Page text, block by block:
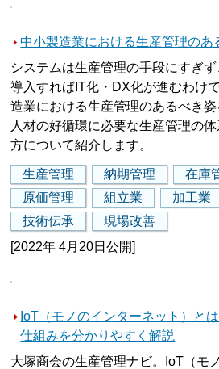
中小製造業における生産管理のあ
システムは生産管理の手段にすぎ
導入すればIT化・DX化が進むわけ
造業における生産管理のあるべき姿
人材の好循環に必要な生産管理の
方について紹介します。
生産管理 納期管理 在庫
原価管理
組立業 加工業
技術伝承
現場改善
[2022年 4月20日公開]
IoT（モノのインターネット）と
仕組みを分かりやすく解説
大塚商会の生産管理ナビ。IoT（モ